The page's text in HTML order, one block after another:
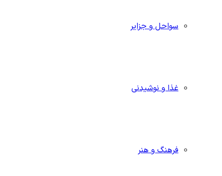
سواحل و جزایر
غذا و نوشیدنی
فرهنگ و هنر